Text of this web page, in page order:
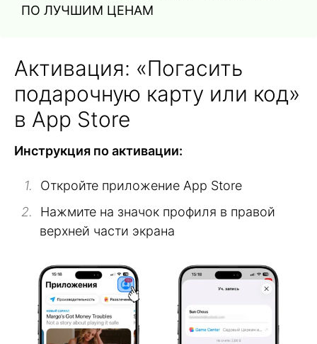
ПО ЛУЧШИМ ЦЕНАМ
Активация: «Погасить
подарочную карту или код»
в App Store
Инструкция по активации:
Откройте приложение App Store
Нажмите на значок профиля в правой
верхней части экрана